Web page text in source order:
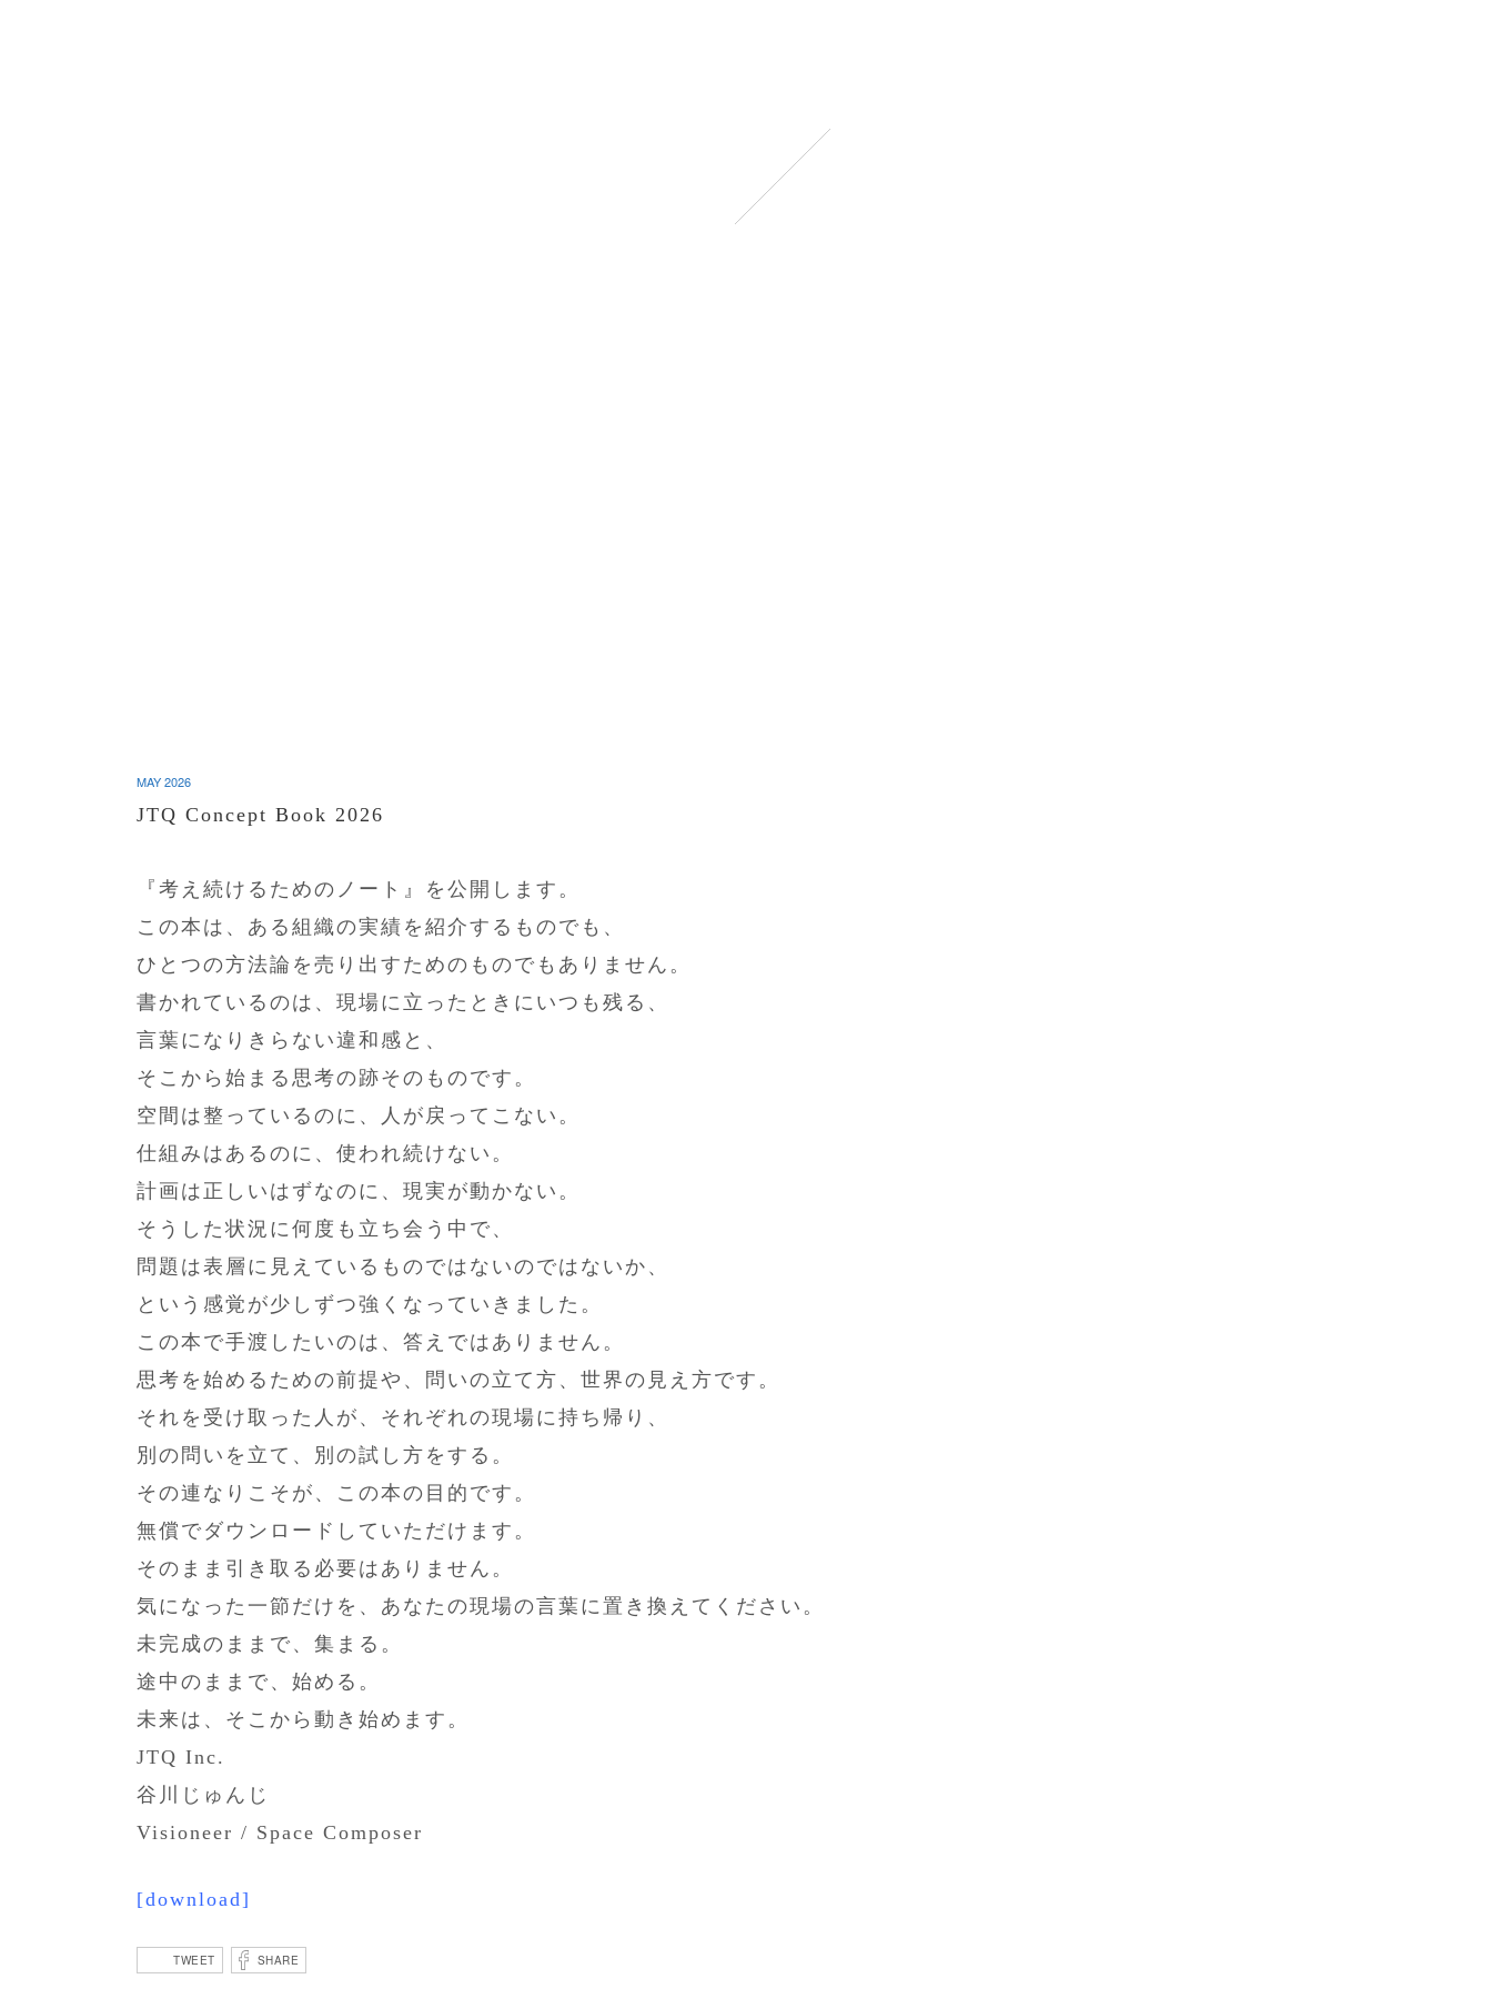
MAY2026
JTQ Concept Book 2026
『考え続けるためのノート』を公開します。
この本は、ある組織の実績を紹介するものでも、
ひとつの方法論を売り出すためのものでもありません。
書かれているのは、現場に立ったときにいつも残る、
言葉になりきらない違和感と、
そこから始まる思考の跡そのものです。
空間は整っているのに、人が戻ってこない。
仕組みはあるのに、使われ続けない。
計画は正しいはずなのに、現実が動かない。
そうした状況に何度も立ち会う中で、
問題は表層に見えているものではないのではないか、
という感覚が少しずつ強くなっていきました。
この本で手渡したいのは、答えではありません。
思考を始めるための前提や、問いの立て方、世界の見え方です。
それを受け取った人が、それぞれの現場に持ち帰り、
別の問いを立て、別の試し方をする。
その連なりこそが、この本の目的です。
無償でダウンロードしていただけます。
そのまま引き取る必要はありません。
気になった一節だけを、あなたの現場の言葉に置き換えてください。
未完成のままで、集まる。
途中のままで、始める。
未来は、そこから動き始めます。
JTQ Inc.
谷川じゅんじ
Visioneer / Space Composer
[download]
TWEET SHARE